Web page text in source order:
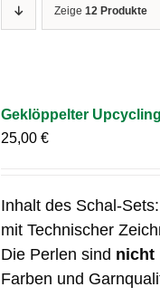
Zeige 12 Produkte
Geklöppelter
25,00€
Inhalt des Schal-
mit Technischer
Die Perlen sind nicht
Farben und